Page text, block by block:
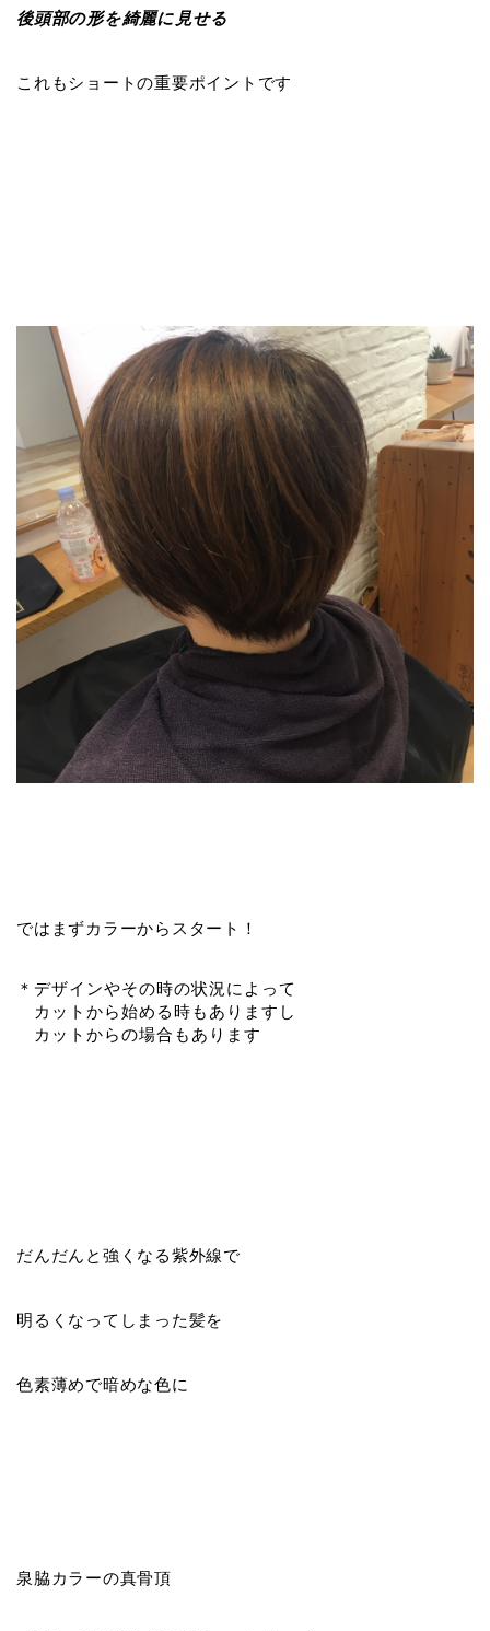
後頭部の形を綺麗に見せる
これもショートの重要ポイントです
ではまずカラーからスタート！
＊デザインやその時の状況によって
カットから始める時もありますし
カットからの場合もあります
だんだんと強くなる紫外線で
明るくなってしまった髪を
色素薄めで暗めな色に
泉脇カラーの真骨頂